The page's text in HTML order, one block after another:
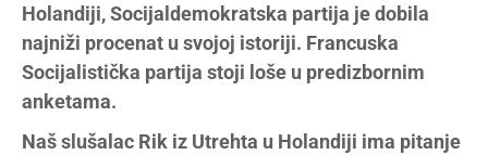
Holandiji, Socijaldemokratska partija je dobila
najniži procenat u svojoj istoriji. Francuska
Socijalistička partija stoji loše u predizbornim
anketama.
Naš slušalac Rik iz Utrehta u Holandiji ima pitanje